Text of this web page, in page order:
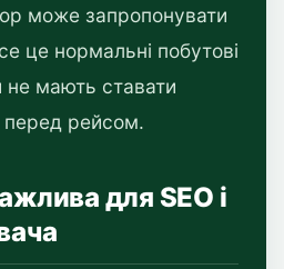
може запропонувати
це нормальні побутові
не мають ставати
рейсом.
для SEO і